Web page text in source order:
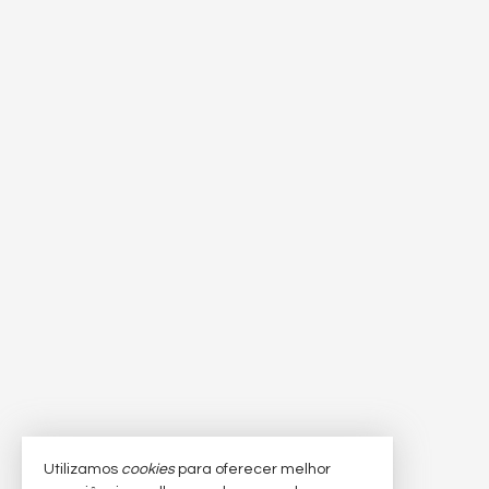
Utilizamos cookiespara oferecer melhor